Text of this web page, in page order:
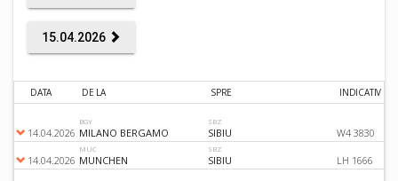
15.04.2026
DATA DE LA SPRE INDICATIV
14.04.2026
BGY
MILANO BERGAMO
SBZ
SIBIU W4 3830
14.04.2026
MUC
MUNCHEN
SBZ
SIBIU LH 1666